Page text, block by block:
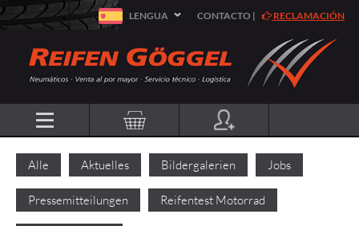
CONTACTO | RECLAMACIÓN
LENGUA
Alle Aktuelles Bildergalerien Jobs
Pressemitteilungen Reifentest Motorrad